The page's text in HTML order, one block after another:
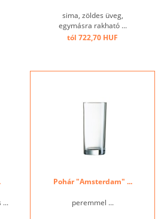
sima, zöldes üveg,
egymásra rakható ...
tól 722,70 HUF
...
Pohár "Amsterdam" ...
peremmel ...